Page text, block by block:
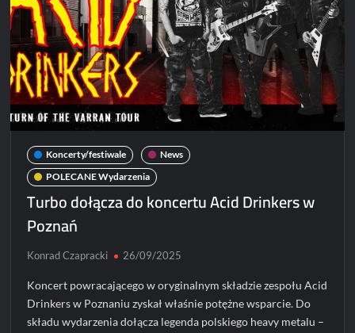
Poznań
Koncerty/festiwale
News
POLECANE Wydarzenia
Turbo dołącza do koncertu Acid Drinkers w
Poznań
Konrad Czapracki 26/09/2025
Koncert powracającego w oryginalnym składzie zespołu Acid
Drinkers w Poznaniu zyskał właśnie potężne wsparcie. Do
składu wydarzenia dołącza legenda polskiego heavy metalu –